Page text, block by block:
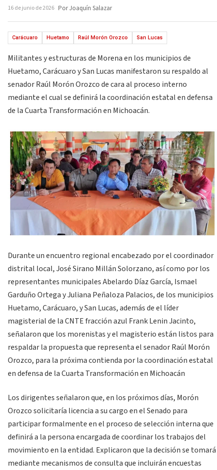
16 de junio de 2026 Por Joaquín Salazar
Carácuaro Huetamo Raúl Morón Orozco San Lucas
Militantes y estructuras de Morena en los municipios de
Huetamo, Carácuaro y San Lucas manifestaron su respaldo al
senador Raúl Morón Orozco de cara al proceso interno
mediante el cual se definirá la coordinación estatal en defensa
de la Cuarta Transformación en Michoacán.
Durante un encuentro regional encabezado por el coordinador
distrital local, José Sirano Millán Solorzano, así como por los
representantes municipales Abelardo Díaz García, Ismael
Garduño Ortega y Juliana Peñaloza Palacios, de los municipios
Huetamo, Carácuaro, y San Lucas, además de el líder
magisterial de la CNTE fracción azul Frank Lenin Jacinto,
señalaron que los morenistas y el magisterio están listos para
respaldar la propuesta que representa el senador Raúl Morón
Orozco, para la próxima contienda por la coordinación estatal
en defensa de la Cuarta Transformación en Michoacán
Los dirigentes señalaron que, en los próximos días, Morón
Orozco solicitaría licencia a su cargo en el Senado para
participar formalmente en el proceso de selección interna que
definirá a la persona encargada de coordinar los trabajos del
movimiento en la entidad. Explicaron que la decisión se tomará
mediante mecanismos de consulta que incluirán encuestas